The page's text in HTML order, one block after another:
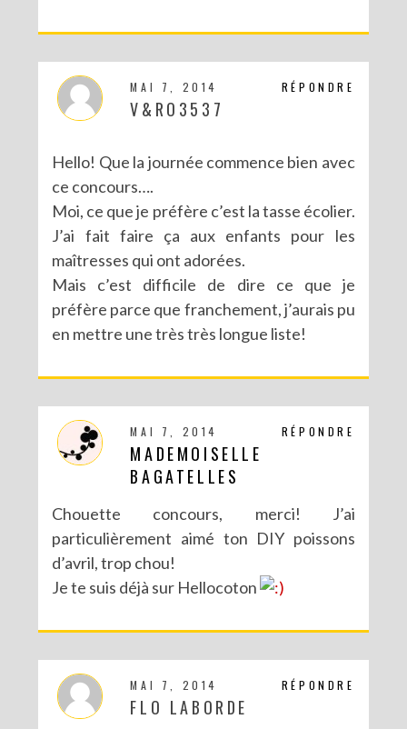
RÉPONDRE
MAI 7, 2014
V&RO3537
Hello! Que la journée commence bien avec
ce concours….
Moi, ce que je préfère c’est la tasse écolier.
J’ai fait faire ça aux enfants pour les
maîtresses qui ont adorées.
Mais c’est difficile de dire ce que je
préfère parce que franchement, j’aurais pu
en mettre une très très longue liste!
RÉPONDRE
MAI 7, 2014
MADEMOISELLE
BAGATELLES
Chouette concours, merci! J’ai
particulièrement aimé ton DIY poissons
d’avril, trop chou!
Je te suis déjà sur Hellocoton
RÉPONDRE
MAI 7, 2014
FLO LABORDE